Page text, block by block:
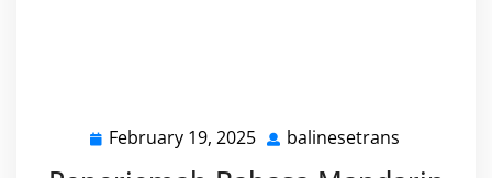
February 19, 2025 February
balinesetrans